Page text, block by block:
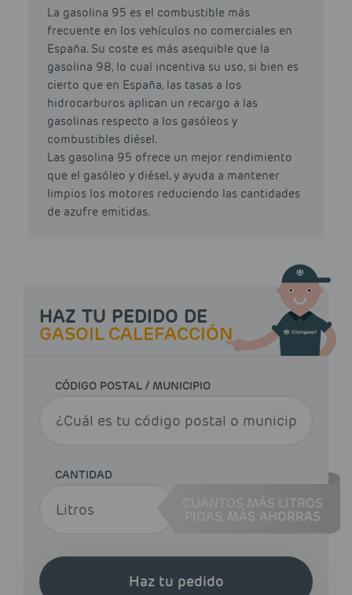
La gasolina 95 es el combustible más
frecuente en los vehículos no comerciales en
España. Su coste es más asequible que la
gasolina 98, lo cual incentiva su uso, si bien es
cierto que en España, las tasas a los
hidrocarburos aplican un recargo a las
gasolinas respecto a los gasóleos y
combustibles diésel.
Las gasolina 95 ofrece un mejor rendimiento
que el gasóleo y diésel, y ayuda a mantener
limpios los motores reduciendo las cantidades
de azufre emitidas.
HAZ TU PEDIDO DE
GASOIL CALEFACCIÓN
CÓDIGO POSTAL / MUNICIPIO
CANTIDAD
CUANTOS MÁS LITROS
MÁS AHORRAS
Haz tu pedido